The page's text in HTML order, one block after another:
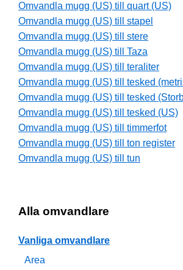
Omvandla mugg (US) till quart (US)
Omvandla mugg (US) till stapel
Omvandla mugg (US) till stere
Omvandla mugg (US) till Taza
Omvandla mugg (US) till teraliter
Omvandla mugg (US) till tesked
Omvandla mugg (US) till tesked
Omvandla mugg (US) till tesked (US)
Omvandla mugg (US) till timmerfot
Omvandla mugg (US) till ton register
Omvandla mugg (US) till tun
Alla omvandlare
Vanliga omvandlare
Area